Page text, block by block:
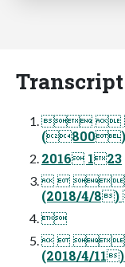
Transcript

(800)
2016 123
 
(2018/4/

 
(2018/4/